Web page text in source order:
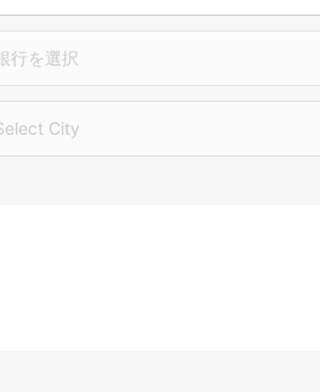
行を選択
City